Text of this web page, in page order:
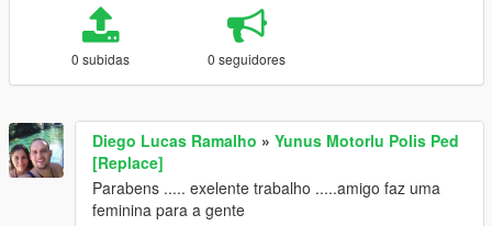
0 subidas 0 seguidores
Diego Lucas Ramalho » Yunus Motorlu Polis Ped
[Replace]
Parabens ..... exelente trabalho .....amigo faz uma
feminina para a gente